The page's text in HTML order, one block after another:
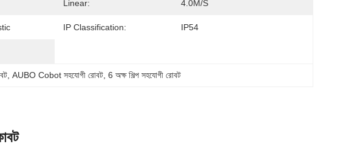
Linear: 4.0M/S
IP Classification: IP54
, AUBO Cobot সহযোগী রোবট , 6 অক্ষ শিল্প সহযোগী রোবট